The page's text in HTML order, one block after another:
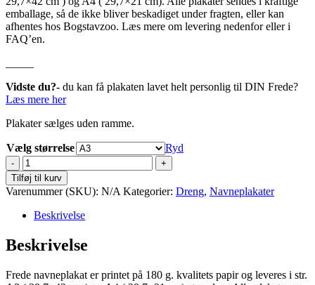
emballage, så de ikke bliver beskadiget under fragten, eller kan
afhentes hos Bogstavzoo. Læs mere om levering nedenfor eller i
FAQ’en.
Vidste du?- du kan få plakaten lavet helt personlig til DIN Frede?
Læs mere her
Plakater sælges uden ramme.
Vælg størrelse
Ryd
Frede
antal
Tilføj til kurv
Varenummer (SKU): N/A Kategorier: Dreng, Navneplakater
Beskrivelse
Beskrivelse
Frede navneplakat er printet på 180 g. kvalitets papir og leveres i str.